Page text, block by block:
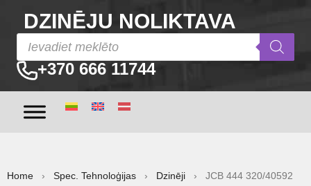
DZINĒJU NOLIKTAVA
+370 666 11744
Home › Spec. Tehnoloģijas › Dzinēji › JCB 444 320/40592